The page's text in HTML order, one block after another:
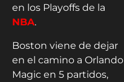
en los Playoffs de la
NBA.
Boston viene de dejar
en el camino a Orlando
Magic en 5 partidos,